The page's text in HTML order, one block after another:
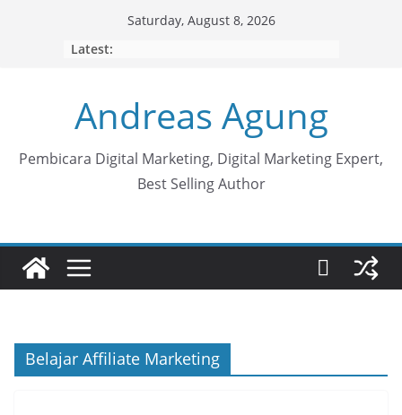
Saturday, August 8, 2026
Latest:
Andreas Agung
Pembicara Digital Marketing, Digital Marketing Expert,
Best Selling Author
Belajar Affiliate Marketing